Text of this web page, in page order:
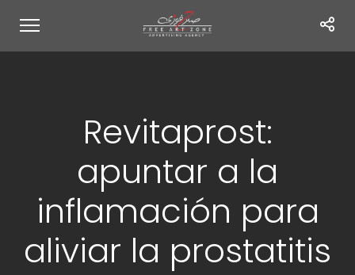
Revitaprost:
apuntar a la
inflamación para
aliviar la prostatitis